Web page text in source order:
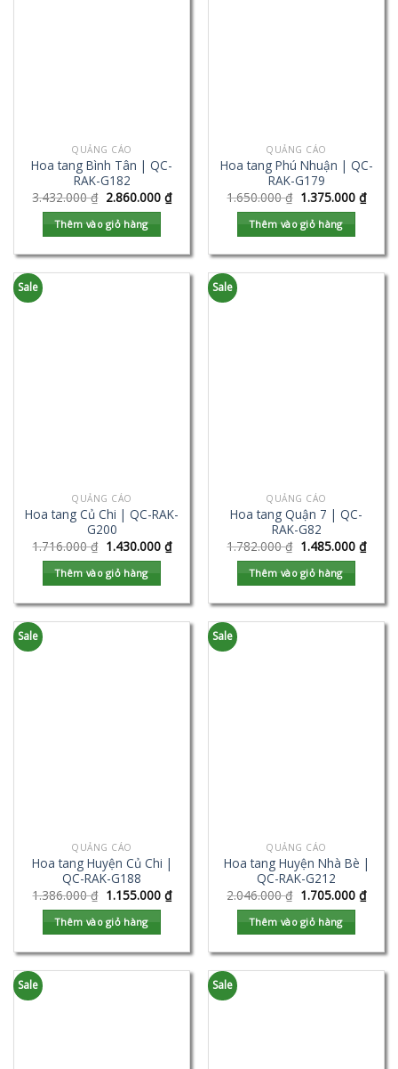
QUẢNG CÁO
Hoa tang Bình Tân | QC-
RAK-G182
3.432.000₫ 2.860.000 ₫
Thêm vào giỏ hàng
QUẢNG CÁO
Hoa tang Phú Nhuận | QC-
RAK-G179
1.650.000₫ 1.375.000 ₫
Thêm vào giỏ hàng
Sale
QUẢNG CÁO
Hoa tang Củ Chi | QC-RAK-
G200
1.716.000₫ 1.430.000 ₫
Thêm vào giỏ hàng
Sale
QUẢNG CÁO
Hoa tang Quận 7 | QC-
RAK-G82
1.782.000₫ 1.485.000 ₫
Thêm vào giỏ hàng
Sale
QUẢNG CÁO
Hoa tang Huyện Củ Chi |
QC-RAK-G188
1.386.000₫ 1.155.000 ₫
Thêm vào giỏ hàng
Sale
QUẢNG CÁO
Hoa tang Huyện Nhà Bè |
QC-RAK-G212
2.046.000₫ 1.705.000 ₫
Thêm vào giỏ hàng
Sale Sale